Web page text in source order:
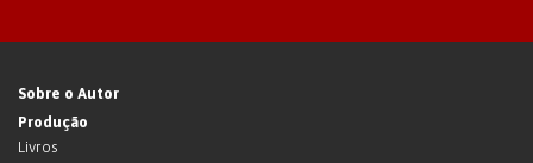
Sobre o Autor
Produção
Livros